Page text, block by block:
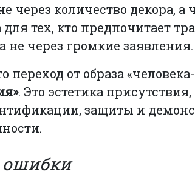
через количество декора,
тех, кто предпочитает
не через громкие заявления.
переход от образа
. Это эстетика
защиты и